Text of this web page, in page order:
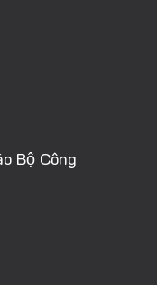
Bộ Công